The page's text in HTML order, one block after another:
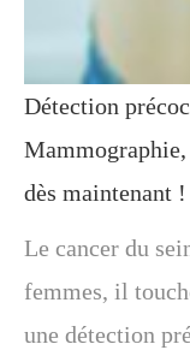
Détection
dès maintenant !
Le cancer du
femmes, il
une détection